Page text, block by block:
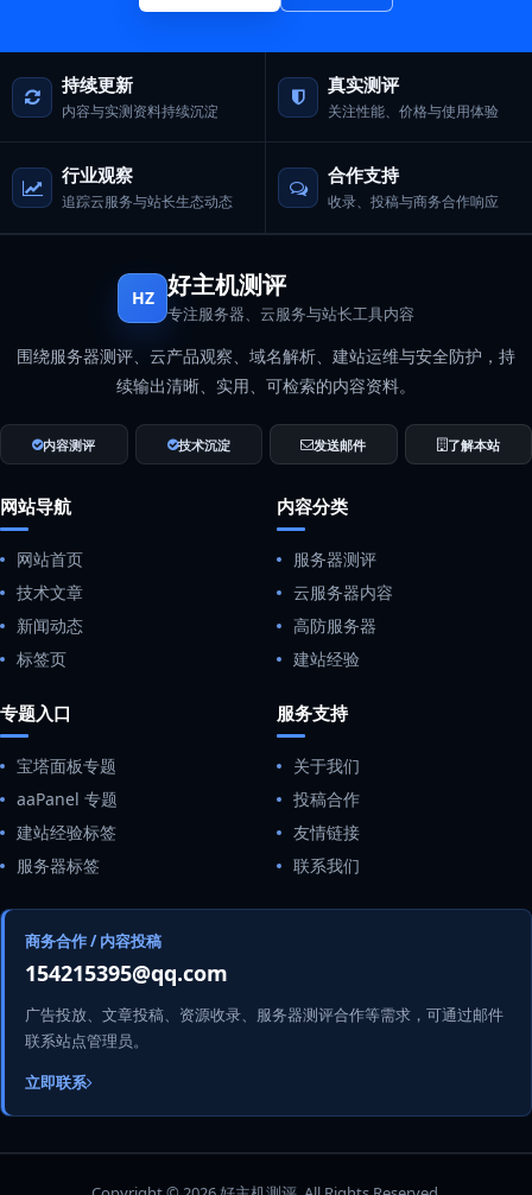
持续更新
内容与实测资料持续沉淀
真实测评
关注性能、价格与使用体验
行业观察
追踪云服务与站长生态动态
合作支持
收录、投稿与商务合作响应
HZ 好主机测评
专注服务器、云服务与站长工具内容
围绕服务器测评、云产品观察、域名解析、建站运维与安全防护，持
续输出清晰、实用、可检索的内容资料。
内容测评 技术沉淀 发送邮件 了解本站
网站导航
网站首页
技术文章
新闻动态
标签页
内容分类
服务器测评
云服务器内容
高防服务器
建站经验
专题入口
宝塔面板专题
aaPanel 专题
建站经验标签
服务器标签
服务支持
关于我们
投稿合作
友情链接
联系我们
商务合作 / 内容投稿
154215395@qq.com
广告投放、文章投稿、资源收录、服务器测评合作等需求，可通过邮件
联系站点管理员。
立即联系